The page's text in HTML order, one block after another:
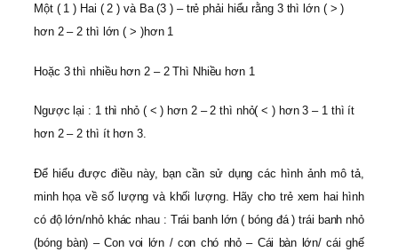
Một ( 1 ) Hai ( 2 ) và Ba (3 ) – trẻ phải hiểu rằng 3 thì lớn ( > )
hơn 2 – 2 thì lớn ( > )hơn 1
Hoặc 3 thì nhiều hơn 2 – 2 Thì Nhiều hơn 1
Ngược lại : 1 thì nhỏ ( < ) hơn 2 – 2 thì nhỏ( < ) hơn 3 – 1 thì ít
hơn 2 – 2 thì ít hơn 3.
Để hiểu được điều này, bạn cần sử dụng các hình ảnh mô tả,
minh họa về số lượng và khối lượng. Hãy cho trẻ xem hai hình
có độ lớn/nhỏ khác nhau : Trái banh lớn ( bóng đá ) trái banh nhỏ
(bóng bàn) – Con voi lớn / con chó nhỏ – Cái bàn lớn/ cái ghế